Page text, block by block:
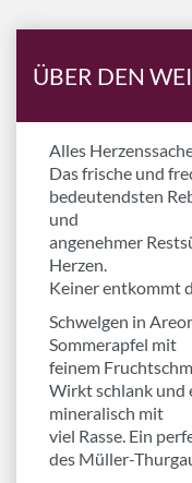
ÜBER DEN
Alles
Das frische und
bedeutendsten
und
angenehmer
Herzen.
Keiner entkommt
Schwelgen in
Sommerapfel mit
feinem
Wirkt schlank und
mineralisch mit
viel Rasse. Ein
des Müller-